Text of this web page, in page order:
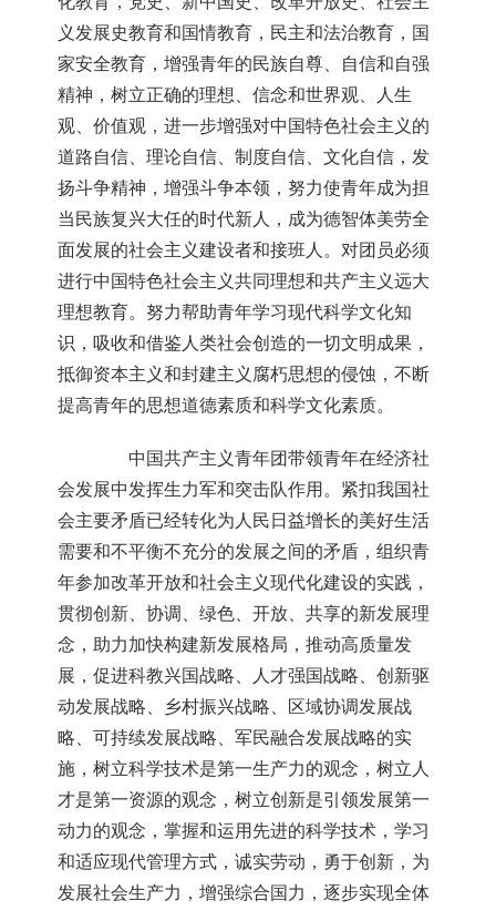
义发展史教育和国情教育，民主和法治教育，国
家安全教育，增强青年的民族自尊、自信和自强
精神，树立正确的理想、信念和世界观、人生
观、价值观，进一步增强对中国特色社会主义的
道路自信、理论自信、制度自信、文化自信，发
扬斗争精神，增强斗争本领，努力使青年成为担
当民族复兴大任的时代新人，成为德智体美劳全
面发展的社会主义建设者和接班人。对团员必须
进行中国特色社会主义共同理想和共产主义远大
理想教育。努力帮助青年学习现代科学文化知
识，吸收和借鉴人类社会创造的一切文明成果，
抵御资本主义和封建主义腐朽思想的侵蚀，不断
提高青年的思想道德素质和科学文化素质。
中国共产主义青年团带领青年在经济社
会发展中发挥生力军和突击队作用。紧扣我国社
会主要矛盾已经转化为人民日益增长的美好生活
需要和不平衡不充分的发展之间的矛盾，组织青
年参加改革开放和社会主义现代化建设的实践，
贯彻创新、协调、绿色、开放、共享的新发展理
念，助力加快构建新发展格局，推动高质量发
展，促进科教兴国战略、人才强国战略、创新驱
动发展战略、乡村振兴战略、区域协调发展战
略、可持续发展战略、军民融合发展战略的实
施，树立科学技术是第一生产力的观念，树立人
才是第一资源的观念，树立创新是引领发展第一
动力的观念，掌握和运用先进的科学技术，学习
和适应现代管理方式，诚实劳动，勇于创新，为
发展社会生产力，增强综合国力，逐步实现全体